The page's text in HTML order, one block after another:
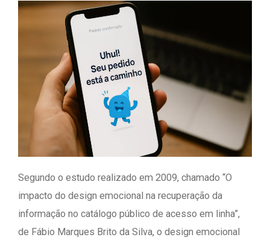
Segundo o estudo realizado em 2009, chamado “O
impacto do design emocional na recuperação da
informação no catálogo público de acesso em linha”,
de Fábio Marques Brito da Silva, o design emocional